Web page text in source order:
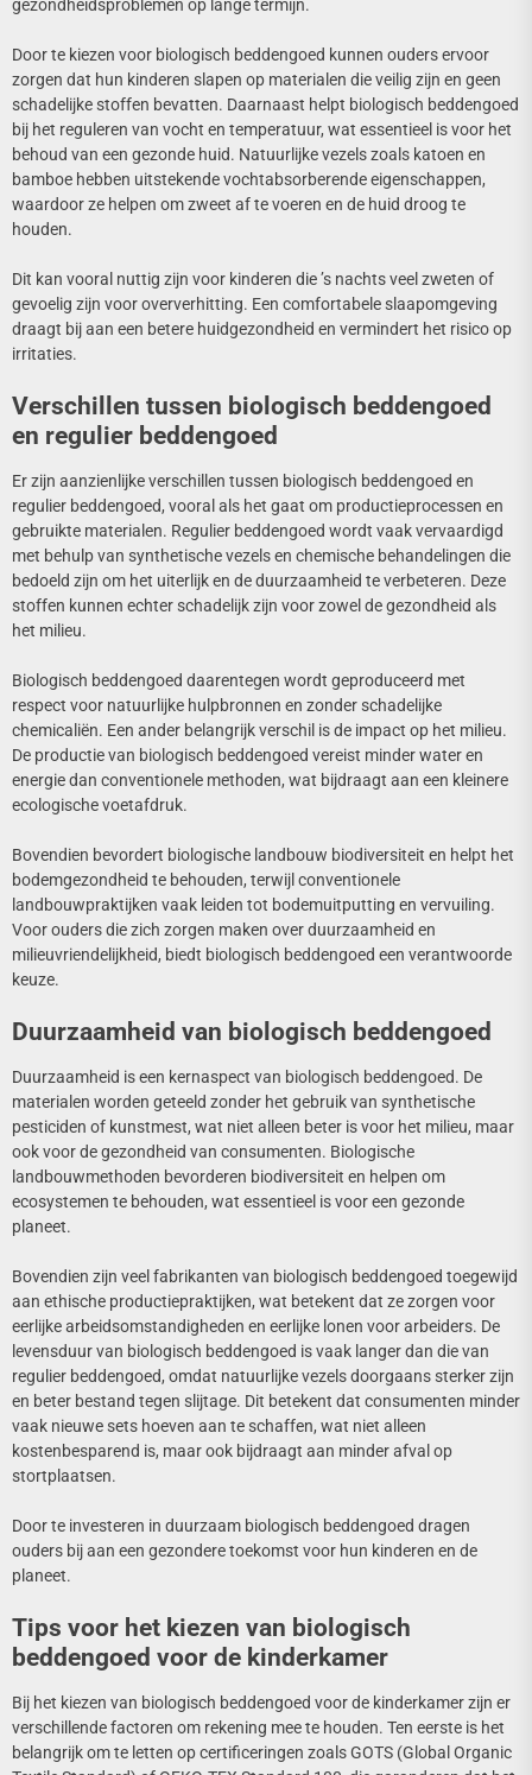
gezondheidsproblemen op lange termijn.
Door te kiezen voor biologisch beddengoed kunnen ouders ervoor
zorgen dat hun kinderen slapen op materialen die veilig zijn en geen
schadelijke stoffen bevatten. Daarnaast helpt biologisch beddengoed
bij het reguleren van vocht en temperatuur, wat essentieel is voor het
behoud van een gezonde huid. Natuurlijke vezels zoals katoen en
bamboe hebben uitstekende vochtabsorberende eigenschappen,
waardoor ze helpen om zweet af te voeren en de huid droog te
houden.
Dit kan vooral nuttig zijn voor kinderen die ’s nachts veel zweten of
gevoelig zijn voor oververhitting. Een comfortabele slaapomgeving
draagt bij aan een betere huidgezondheid en vermindert het risico op
irritaties.
Verschillen tussen biologisch beddengoed
en regulier beddengoed
Er zijn aanzienlijke verschillen tussen biologisch beddengoed en
regulier beddengoed, vooral als het gaat om productieprocessen en
gebruikte materialen. Regulier beddengoed wordt vaak vervaardigd
met behulp van synthetische vezels en chemische behandelingen die
bedoeld zijn om het uiterlijk en de duurzaamheid te verbeteren. Deze
stoffen kunnen echter schadelijk zijn voor zowel de gezondheid als
het milieu.
Biologisch beddengoed daarentegen wordt geproduceerd met
respect voor natuurlijke hulpbronnen en zonder schadelijke
chemicaliën. Een ander belangrijk verschil is de impact op het milieu.
De productie van biologisch beddengoed vereist minder water en
energie dan conventionele methoden, wat bijdraagt aan een kleinere
ecologische voetafdruk.
Bovendien bevordert biologische landbouw biodiversiteit en helpt het
bodemgezondheid te behouden, terwijl conventionele
landbouwpraktijken vaak leiden tot bodemuitputting en vervuiling.
Voor ouders die zich zorgen maken over duurzaamheid en
milieuvriendelijkheid, biedt biologisch beddengoed een verantwoorde
keuze.
Duurzaamheid van biologisch beddengoed
Duurzaamheid is een kernaspect van biologisch beddengoed. De
materialen worden geteeld zonder het gebruik van synthetische
pesticiden of kunstmest, wat niet alleen beter is voor het milieu, maar
ook voor de gezondheid van consumenten. Biologische
landbouwmethoden bevorderen biodiversiteit en helpen om
ecosystemen te behouden, wat essentieel is voor een gezonde
planeet.
Bovendien zijn veel fabrikanten van biologisch beddengoed toegewijd
aan ethische productiepraktijken, wat betekent dat ze zorgen voor
eerlijke arbeidsomstandigheden en eerlijke lonen voor arbeiders. De
levensduur van biologisch beddengoed is vaak langer dan die van
regulier beddengoed, omdat natuurlijke vezels doorgaans sterker zijn
en beter bestand tegen slijtage. Dit betekent dat consumenten minder
vaak nieuwe sets hoeven aan te schaffen, wat niet alleen
kostenbesparend is, maar ook bijdraagt aan minder afval op
stortplaatsen.
Door te investeren in duurzaam biologisch beddengoed dragen
ouders bij aan een gezondere toekomst voor hun kinderen en de
planeet.
Tips voor het kiezen van biologisch
beddengoed voor de kinderkamer
Bij het kiezen van biologisch beddengoed voor de kinderkamer zijn er
verschillende factoren om rekening mee te houden. Ten eerste is het
belangrijk om te letten op certificeringen zoals GOTS (Global Organic